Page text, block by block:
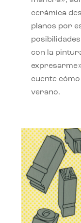
cerámica
planos por
con la
cuente
verano.